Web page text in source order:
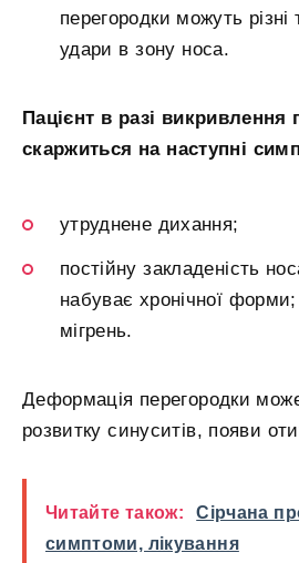
перегородки можуть
удари в зону носа.
Пацієнт в разі викривлення
скаржиться на наступні
утруднене дихання;
постійну закладеність
набуває хронічної форми;
мігрень.
Деформація перегородки
розвитку синуситів, появи
Читайте також:
Сірчана
симптоми, лікування